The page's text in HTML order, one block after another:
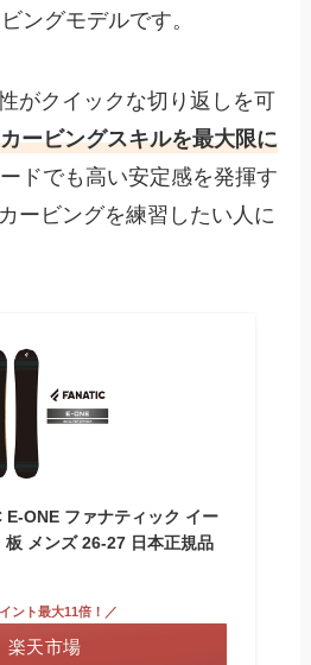
ングモデルです。
がクイックな切り返しを可
ービングスキルを最大限に
ドでも高い安定感を発揮す
ービングを練習したい人に
ONE ファナティック イー
板 メンズ 26-27 日本正規品
ント最大11倍！／
楽天市場